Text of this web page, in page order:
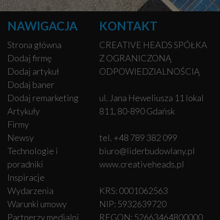
NAWIGACJA
Strona główna
Dodaj firmę
Dodaj artykuł
Dodaj baner
Dodaj remarketing
Artykuły
Firmy
Newsy
Technologie i
poradniki
Inspiracje
Wydarzenia
Warunki umowy
Partnerzy medialni
KONTAKT
CREATIVE HEADS SPÓŁKA
Z OGRANICZONĄ
ODPOWIEDZIALNOŚCIĄ
ul. Jana Heweliusza 11 lokal
811, 80-890 Gdańsk
tel. +48 789 382 099
biuro@liderbudowlany.pl
www.creativeheads.pl
KRS: 0001062563
NIP: 5932639720
REGON: 52663464800000